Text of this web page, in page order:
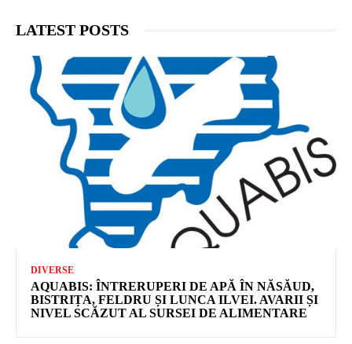
LATEST POSTS
DIVERSE
AQUABIS: ÎNTRERUPERI DE APĂ ÎN NĂSĂUD,
BISTRIȚA, FELDRU ȘI LUNCA ILVEI. AVARII ȘI
NIVEL SCĂZUT AL SURSEI DE ALIMENTARE